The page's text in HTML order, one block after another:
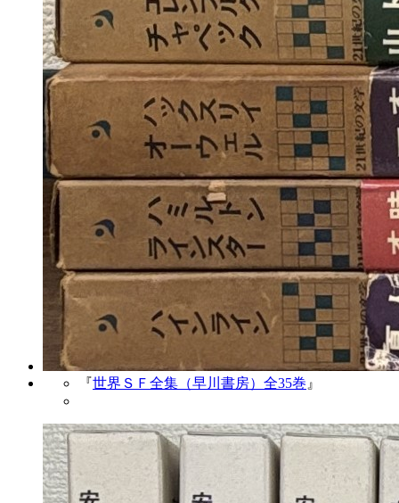
『世界ＳＦ全集（早川書房）全35巻 』